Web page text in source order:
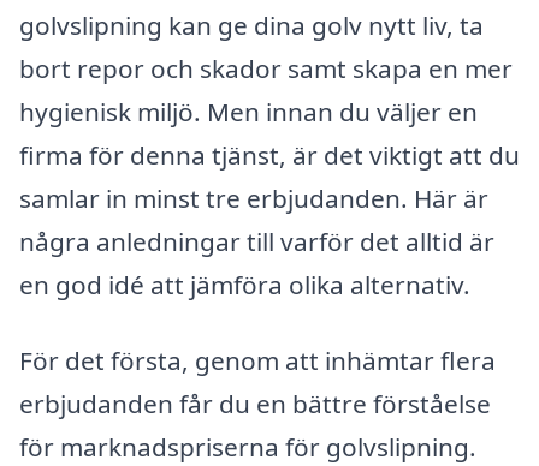
golvslipning kan ge dina golv nytt liv, ta
bort repor och skador samt skapa en mer
hygienisk miljö. Men innan du väljer en
firma för denna tjänst, är det viktigt att du
samlar in minst tre erbjudanden. Här är
några anledningar till varför det alltid är
en god idé att jämföra olika alternativ.
För det första, genom att inhämtar flera
erbjudanden får du en bättre förståelse
för marknadspriserna för golvslipning.